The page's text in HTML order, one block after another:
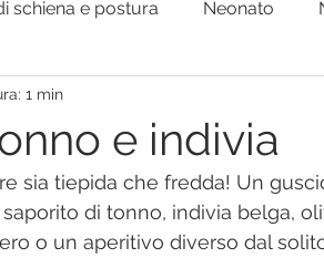
schiena e postura Neonato
e indivia
1 min
sia tiepida che fredda! Un
di tonno, indivia belga,
o un aperitivo diverso dal